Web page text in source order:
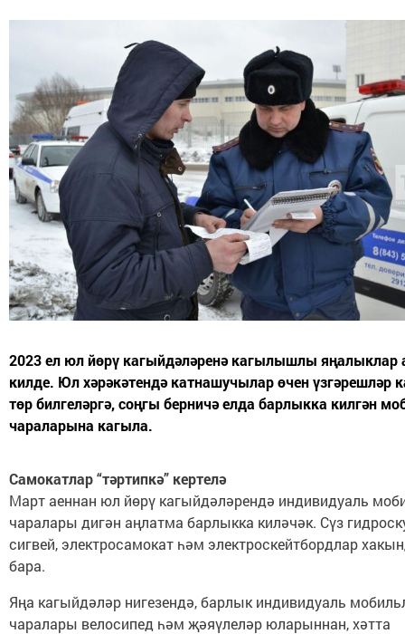
2023 ел юл йөрү кагыйдәләренә кагылышлы яңалыклар
килде. Юл хәрәкәтендә катнашучылар өчен үзгәрешләр
төр билгеләргә, соңгы берничә елда барлыкка килгән
чараларына кагыла.
Самокатлар “тәртипкә” кертелә
Март аеннан юл йөрү кагыйдәләрендә индивидуаль
чаралары дигән аңлатма барлыкка киләчәк. Сүз
сигвей, электросамокат һәм электроскейтбордлар
бара.
Яңа кагыйдәләр нигезендә, барлык индивидуаль
чаралары велосипед һәм җәяүлеләр юларыннан, хәтта